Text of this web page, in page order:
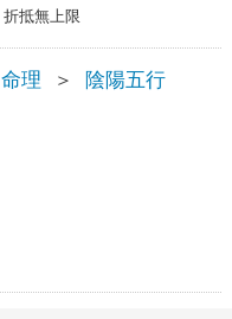
折抵無上限
命理 ＞ 陰陽五行